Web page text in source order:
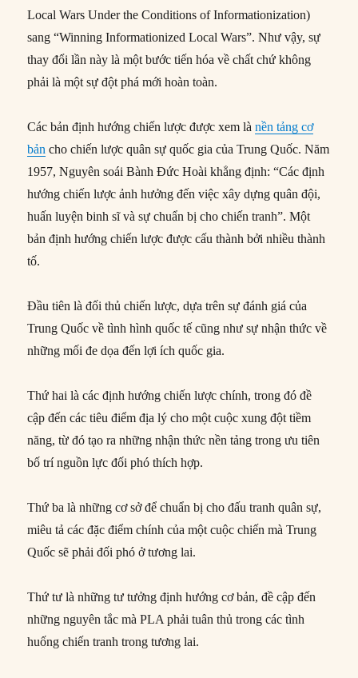
Local Wars Under the Conditions of Informationization)
sang “Winning Informationized Local Wars”. Như vậy, sự
thay đổi lần này là một bước tiến hóa về chất chứ không
phải là một sự đột phá mới hoàn toàn.
Các bản định hướng chiến lược được xem lànền tảng cơ
bản cho chiến lược quân sự quốc gia của Trung Quốc. Năm
1957, Nguyên soái Bành Đức Hoài khẳng định: “Các định
hướng chiến lược ảnh hưởng đến việc xây dựng quân đội,
huấn luyện binh sĩ và sự chuẩn bị cho chiến tranh”. Một
bản định hướng chiến lược được cấu thành bởi nhiều thành
tố.
Đầu tiên là đối thủ chiến lược, dựa trên sự đánh giá của
Trung Quốc về tình hình quốc tế cũng như sự nhận thức về
những mối đe dọa đến lợi ích quốc gia.
Thứ hai là các định hướng chiến lược chính, trong đó đề
cập đến các tiêu điểm địa lý cho một cuộc xung đột tiềm
năng, từ đó tạo ra những nhận thức nền tảng trong ưu tiên
bố trí nguồn lực đối phó thích hợp.
Thứ ba là những cơ sở để chuẩn bị cho đấu tranh quân sự,
miêu tả các đặc điểm chính của một cuộc chiến mà Trung
Quốc sẽ phải đối phó ở tương lai.
Thứ tư là những tư tưởng định hướng cơ bản, đề cập đến
những nguyên tắc mà PLA phải tuân thủ trong các tình
huống chiến tranh trong tương lai.